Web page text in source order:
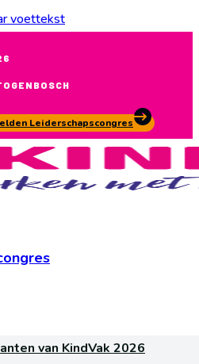
voettekst
Leiderschapscongres
van KindVak 2026